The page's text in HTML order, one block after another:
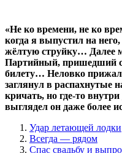
«Не ко времени, не ко
когда я выпустил на
жёлтую струйку… Далее
Партийный, пришедший
билету… Неловко
заглянул в распахнутые
кричать, но где-то
выглядел он даже более
Удар летающей лодки
Всегда — рядом
Спас свадьбу и